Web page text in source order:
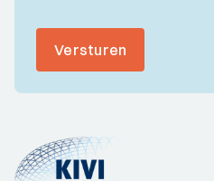
Versturen